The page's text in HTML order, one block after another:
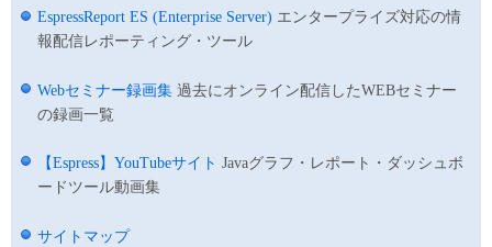
EspressReport ES (Enterprise Server) エンタープライズ対応の情
報配信レポーティング・ツール
Webセミナー録画集 過去にオンライン配信したWEBセミナー
の録画一覧
【Espress】YouTubeサイト Javaグラフ・レポート・ダッシュボ
ードツール動画集
サイトマップ